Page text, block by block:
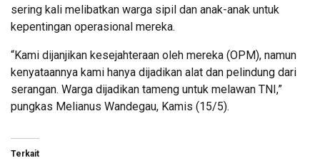
sering kali melibatkan warga sipil dan anak-anak untuk
kepentingan operasional mereka.
“Kami dijanjikan kesejahteraan oleh mereka (OPM), namun
kenyataannya kami hanya dijadikan alat dan pelindung dari
serangan. Warga dijadikan tameng untuk melawan TNI,”
pungkas Melianus Wandegau, Kamis (15/5).
Terkait